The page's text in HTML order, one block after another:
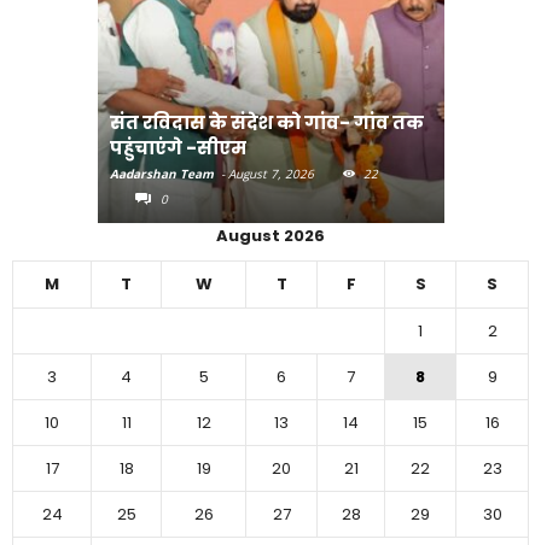
संत रविदास के संदेश को गांव- गांव तक
पहुंचाएंगे -सीएम
Aadarshan Team - August 7, 2026
22
0
August 2026
M T W T F S S
1
2
3
4 5 6 7 8
9
10
11 12 13 14 15
16
17
18 19 20 21 22
23
24
25 26 27 28 29
30